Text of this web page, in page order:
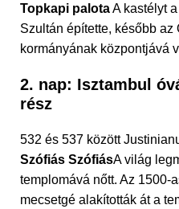
Topkapi palotaA kastélyt
Szultán építette, később az
kormányának központjává
2. nap: Isztambul
rész
532 és 537 között
Szófiás SzófiásA világ
templomává nőtt. Az 1500-
mecsetgé alakították át a